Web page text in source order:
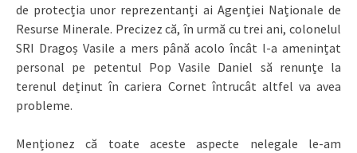
de protecția unor reprezentanți ai Agenției Naționale de
Resurse Minerale. Precizez că, în urmă cu trei ani, colonelul
SRI Dragoș Vasile a mers până acolo încât l-a amenințat
personal pe petentul Pop Vasile Daniel să renunțe la
terenul deținut în cariera Cornet întrucât altfel va avea
probleme.
Menționez că toate aceste aspecte nelegale le-am